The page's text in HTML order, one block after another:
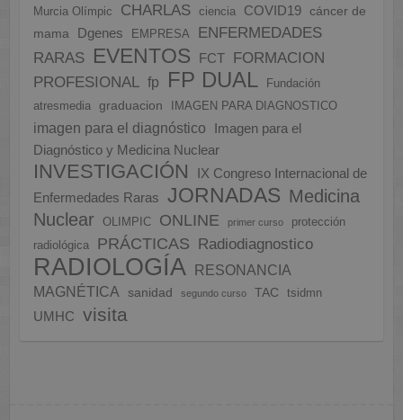
Murcia Olímpic
CHARLAS ciencia COVID19
cáncer de
mama
Dgenes EMPRESA
ENFERMEDADES
RARAS EVENTOS FCT
FORMACION
PROFESIONAL fp FP DUAL
Fundación
atresmedia
graduacion IMAGEN PARA DIAGNOSTICO
imagen para el diagnóstico
Imagen para el
Diagnóstico y Medicina Nuclear
INVESTIGACIÓN
IX Congreso Internacional de
Enfermedades Raras
JORNADAS Medicina
Nuclear
OLIMPIC ONLINE primer curso
protección
radiológica
PRÁCTICAS Radiodiagnostico
RADIOLOGÍA
RESONANCIA
MAGNÉTICA
sanidad segundo curso TAC tsidmn
UMHC visita